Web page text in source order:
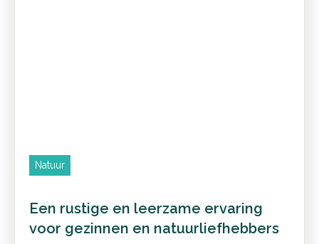
Natuur
Een rustige en leerzame ervaring
voor gezinnen en natuurliefhebbers